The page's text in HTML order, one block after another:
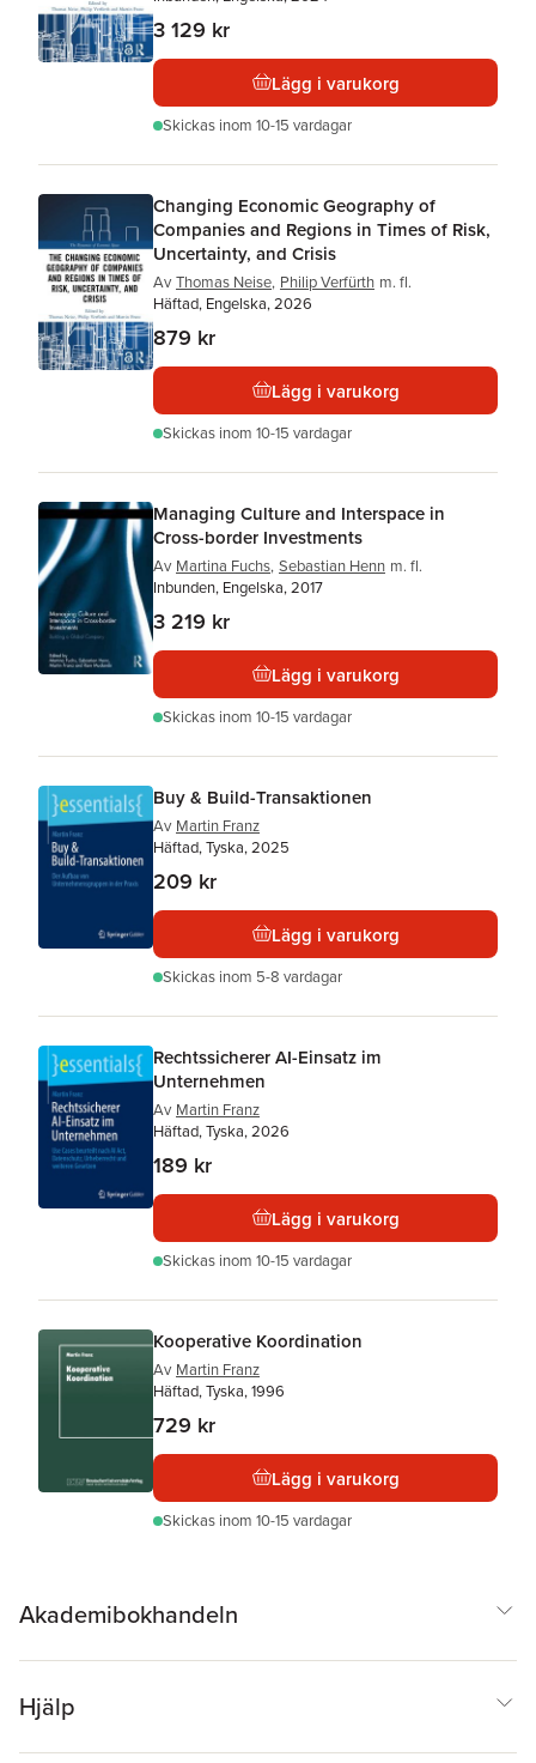
3 129 kr
Lägg i varukorg
Skickas inom 10-15 vardagar
Changing Economic Geography of
Companies and Regions in Times of Risk,
Uncertainty, and Crisis
Av Thomas Neise, Philip Verfürth m. fl.
Häftad, Engelska, 2026
879 kr
Lägg i varukorg
Skickas inom 10-15 vardagar
Managing Culture and Interspace in
Cross-border Investments
Av Martina Fuchs, Sebastian Henn m. fl.
Inbunden, Engelska, 2017
3 219 kr
Lägg i varukorg
Skickas inom 10-15 vardagar
Buy & Build-Transaktionen
Av Martin Franz
Häftad, Tyska, 2025
209 kr
Lägg i varukorg
Skickas inom 5-8 vardagar
Rechtssicherer AI-Einsatz im
Unternehmen
Av Martin Franz
Häftad, Tyska, 2026
189 kr
Lägg i varukorg
Skickas inom 10-15 vardagar
Kooperative Koordination
Av Martin Franz
Häftad, Tyska, 1996
729 kr
Lägg i varukorg
Skickas inom 10-15 vardagar
Akademibokhandeln
Hjälp